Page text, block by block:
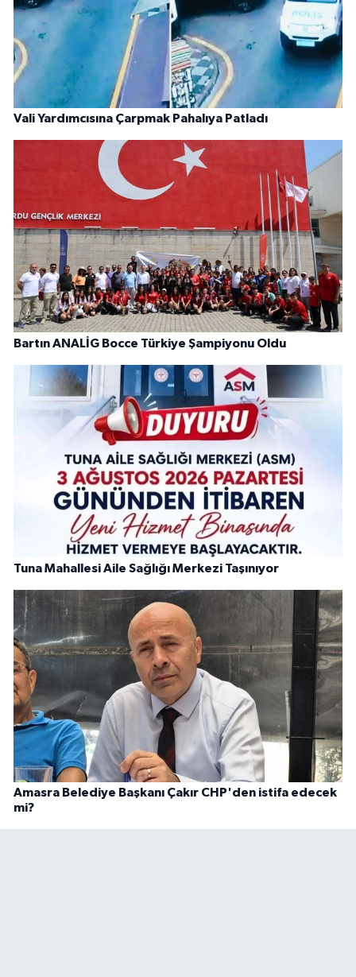
Vali Yardımcısına Çarpmak Pahalıya Patladı
Bartın ANALİG Bocce Türkiye Şampiyonu Oldu
Tuna Mahallesi Aile Sağlığı Merkezi Taşınıyor
Amasra Belediye Başkanı Çakır CHP'den istifa edecek
mi?